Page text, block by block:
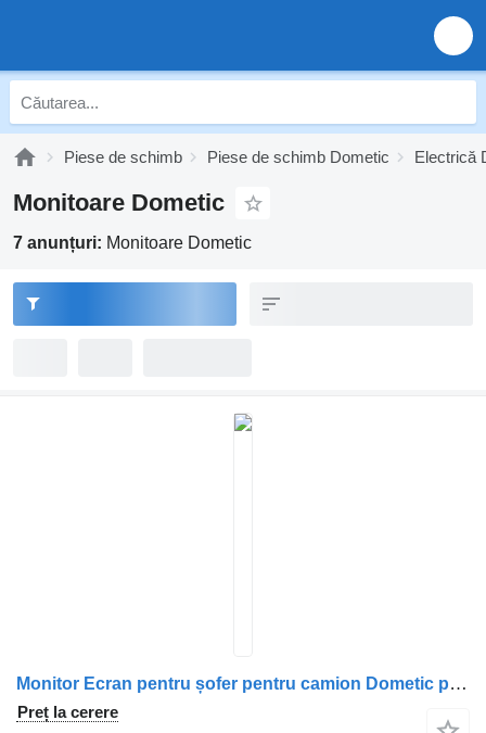
Piese de schimb Piese de schimb Dometic Electrică
Monitoare Dometic
7 anunțuri: Monitoare Dometic
Monitor Ecran pentru șofer pentru camion Dometic pentru Volvo
Preț la cerere